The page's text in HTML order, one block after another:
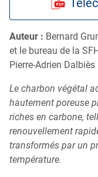
Auteur : Bernard
et le bureau de la
Pierre-Adrien Dalbiès
Le charbon végétal
hautement poreuse
riches en carbone,
renouvellement
transformés par un
température.
My MICI Book